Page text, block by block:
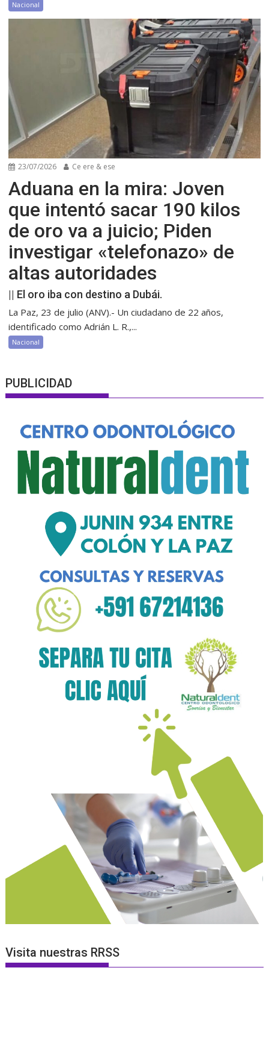
Nacional
23/07/2026 Ce ere & ese
Aduana en la mira: Joven
que intentó sacar 190 kilos
de oro va a juicio; Piden
investigar «telefonazo» de
altas autoridades
|| El oro iba con destino a Dubái.
La Paz, 23 de julio (ANV).- Un ciudadano de 22 años,
identificado como Adrián L. R.,...
Nacional
PUBLICIDAD
Visita nuestras RRSS